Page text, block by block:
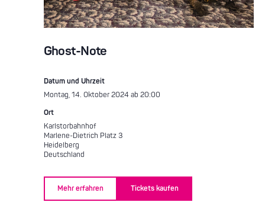
Ghost-Note
Datum und Uhrzeit
Montag, 14. Oktober 2024 ab 20:00
Ort
Karlstorbahnhof
Marlene-Dietrich Platz 3
Heidelberg
Deutschland
Mehr erfahren Tickets kaufen